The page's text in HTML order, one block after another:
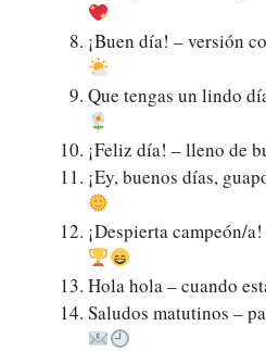
¡Buen día! – versión
Que tengas un lindo
¡Feliz día! – lleno de
¡Ey, buenos días,
¡Despierta campeón/
Hola hola – cuando
Saludos matutinos –